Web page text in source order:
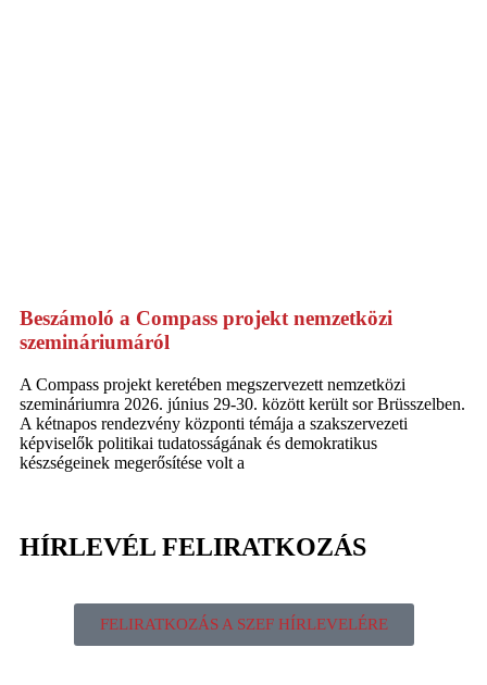
Beszámoló a Compass projekt nemzetközi
szemináriumáról
A Compass projekt keretében megszervezett nemzetközi
szemináriumra 2026. június 29-30. között került sor Brüsszelben.
A kétnapos rendezvény központi témája a szakszervezeti
képviselők politikai tudatosságának és demokratikus
készségeinek megerősítése volt a
HÍRLEVÉL FELIRATKOZÁS
FELIRATKOZÁS A SZEF HÍRLEVELÉRE